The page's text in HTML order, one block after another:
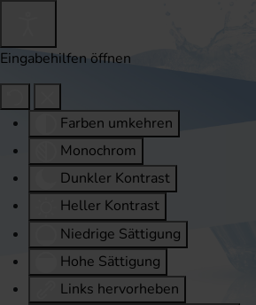
Eingabehilfen öffnen
Farben umkehren
Monochrom
Dunkler Kontrast
Heller Kontrast
Niedrige Sättigung
Hohe Sättigung
Links hervorheben